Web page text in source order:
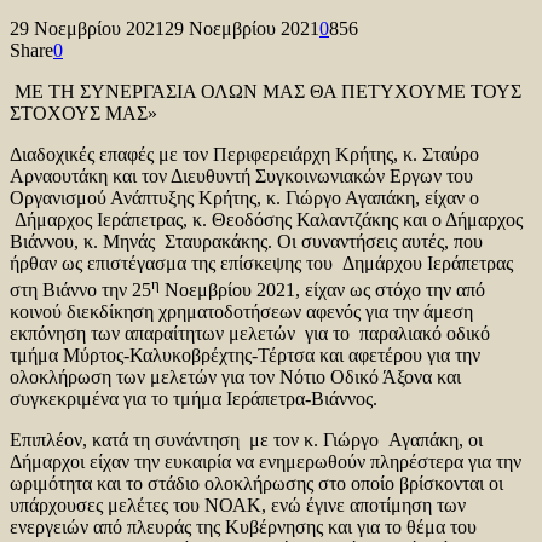
29 Νοεμβρίου 2021 29 Νοεμβρίου 20210856
Share0
ΜΕ ΤΗ ΣΥΝΕΡΓΑΣΙΑ ΟΛΩΝ ΜΑΣ ΘΑ ΠΕΤΥΧΟΥΜΕ ΤΟΥΣ
ΣΤΟΧΟΥΣ ΜΑΣ»
Διαδοχικές επαφές με τον Περιφερειάρχη Κρήτης, κ. Σταύρο
Αρναουτάκη και τον Διευθυντή Συγκοινωνιακών Εργων του
Οργανισμού Ανάπτυξης Κρήτης, κ. Γιώργο Αγαπάκη, είχαν ο
Δήμαρχος Ιεράπετρας, κ. Θεοδόσης Καλαντζάκης και ο Δήμαρχος
Βιάννου, κ. Μηνάς Σταυρακάκης. Οι συναντήσεις αυτές, που
ήρθαν ως επιστέγασμα της επίσκεψης του Δημάρχου Ιεράπετρας
στη Βιάννο την 25η Νοεμβρίου 2021, είχαν ως στόχο την από
κοινού διεκδίκηση χρηματοδοτήσεων αφενός για την άμεση
εκπόνηση των απαραίτητων μελετών για το παραλιακό οδικό
τμήμα Μύρτος-Καλυκοβρέχτης-Τέρτσα και αφετέρου για την
ολοκλήρωση των μελετών για τον Νότιο Οδικό Άξονα και
συγκεκριμένα για το τμήμα Ιεράπετρα-Βιάννος.
Επιπλέον, κατά τη συνάντηση με τον κ. Γιώργο Αγαπάκη, οι
Δήμαρχοι είχαν την ευκαιρία να ενημερωθούν πληρέστερα για την
ωριμότητα και το στάδιο ολοκλήρωσης στο οποίο βρίσκονται οι
υπάρχουσες μελέτες του ΝΟΑΚ, ενώ έγινε αποτίμηση των
ενεργειών από πλευράς της Κυβέρνησης και για το θέμα του